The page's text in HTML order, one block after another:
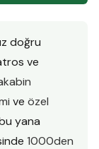
doğru
ve
ve özel
yana
1000den